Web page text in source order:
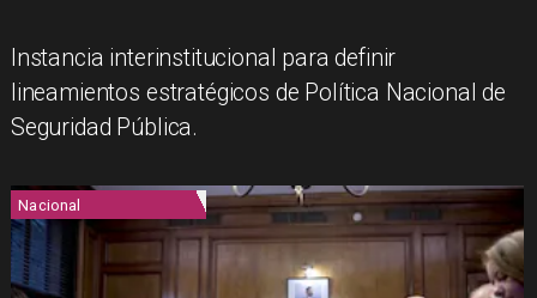
Instancia interinstitucional para definir
lineamientos estratégicos de Política Nacional de
Seguridad Pública.
Nacional